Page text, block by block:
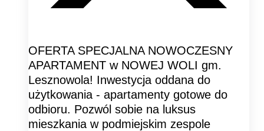
OFERTA SPECJALNA NOWOCZESNY
APARTAMENT w NOWEJ WOLI gm.
Lesznowola! Inwestycja oddana do
użytkowania - apartamenty gotowe do
odbioru. Pozwól sobie na luksus
mieszkania w podmiejskim zespole